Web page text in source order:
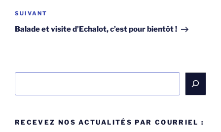
Article
suivant
SUIVANT
Balade et visite d’Echalot, c’est pour bientôt !
RECEVEZ NOS ACTUALITÉS PAR COURRIEL :